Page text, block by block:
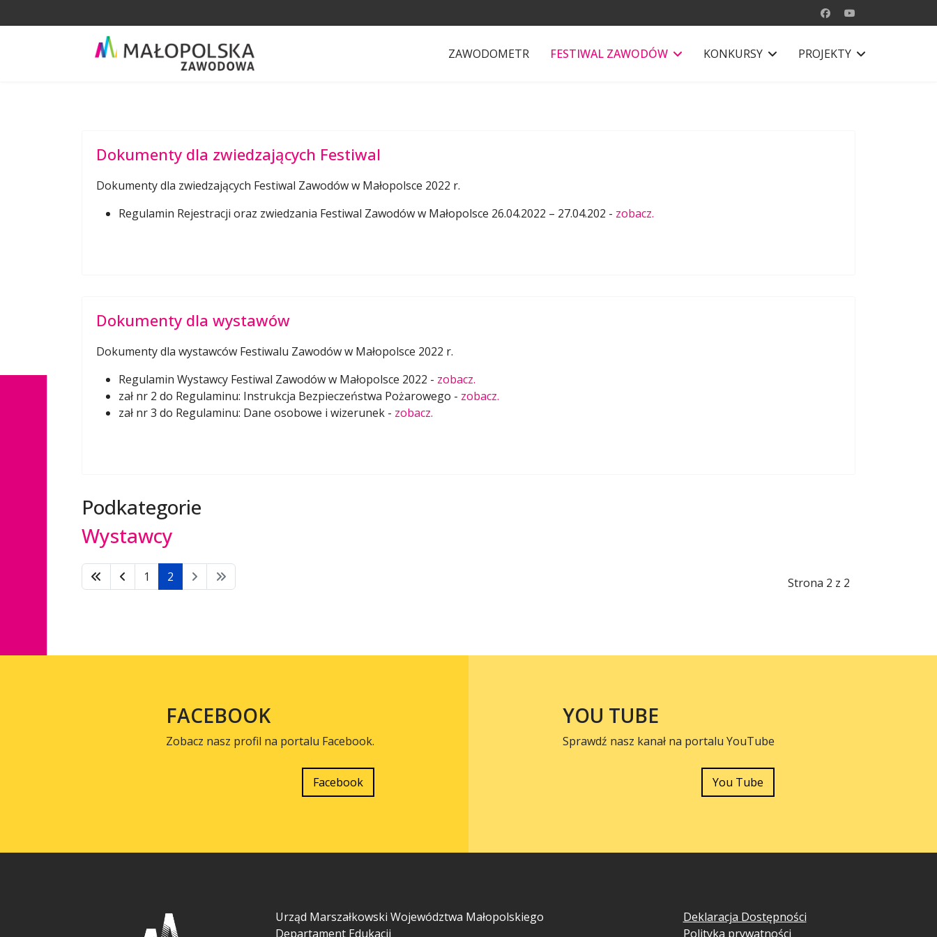
ZAWODOMETR FESTIWAL ZAWODÓW KONKURSY PROJEKTY
Dokumenty dla zwiedzających Festiwal
Dokumenty dla zwiedzających Festiwal Zawodów w Małopolsce 2022 r.
Regulamin Rejestracji oraz zwiedzania Festiwal Zawodów w Małopolsce 26.04.2022 – 27.04.202 - zobacz.
Dokumenty dla wystawów
Dokumenty dla wystawców Festiwalu Zawodów w Małopolsce 2022 r.
Regulamin Wystawcy Festiwal Zawodów w Małopolsce 2022 - zobacz.
zał nr 2 do Regulaminu: Instrukcja Bezpieczeństwa Pożarowego - zobacz.
zał nr 3 do Regulaminu: Dane osobowe i wizerunek - zobacz.
Podkategorie
Wystawcy
Strona 2 z 2
1 2
FACEBOOK
Zobacz nasz profil na portalu Facebook.
Facebook
YOU TUBE
Sprawdź nasz kanał na portalu YouTube
You Tube
Urząd Marszałkowski Województwa Małopolskiego
Departament Edukacji
Deklaracja Dostępności
Polityka prywatności